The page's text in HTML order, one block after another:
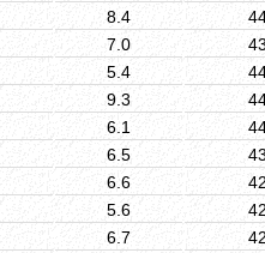
8.4
7.0
5.4
9.3
6.1
6.5
6.6
5.6
6.7